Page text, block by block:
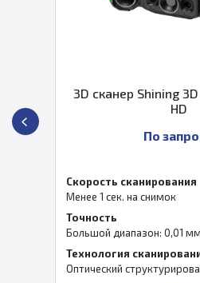
3D сканер Shining
HD
По
Скорость сканирования
Менее 1 сек. на снимок
Точность
Большой диапазон: 0,01 мм
Технология
Оптический